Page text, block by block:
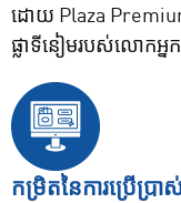
ដោយ Plaza
ផ្លាទីនៀមរបស់លោកអ្ន
កម្រិតនៃការប្រើប្រា